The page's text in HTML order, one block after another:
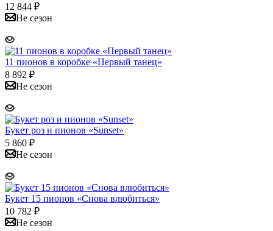
12 844 ₽
Не сезон
11 пионов в коробке «Первый танец»
8 892 ₽
Не сезон
Букет роз и пионов «Sunset»
5 860 ₽
Не сезон
Букет 15 пионов «Снова влюбиться»
10 782 ₽
Не сезон